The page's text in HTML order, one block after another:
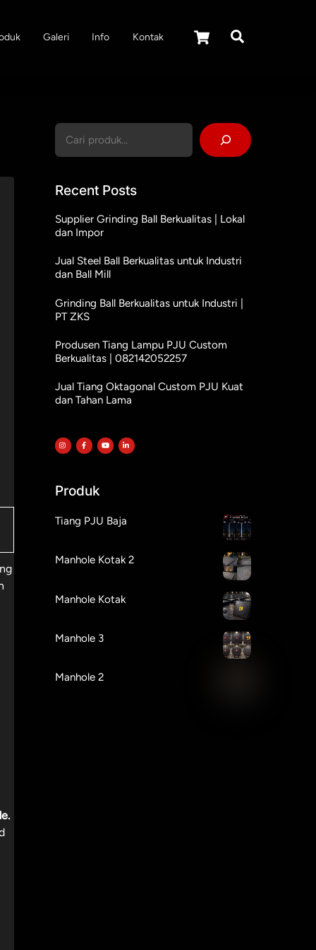
Cart
Galeri Info Kontak
Cari
Recent Posts
Supplier Grinding Ball Berkualitas | Lokal
dan Impor
Jual Steel Ball Berkualitas untuk Industri
dan Ball Mill
Grinding Ball Berkualitas untuk Industri |
PT ZKS
Produsen Tiang Lampu PJU Custom
Berkualitas | 082142052257
Jual Tiang Oktagonal Custom PJU Kuat
dan Tahan Lama
Produk
Tiang PJU Baja
Manhole Kotak 2
Manhole Kotak
Manhole 3
Manhole 2